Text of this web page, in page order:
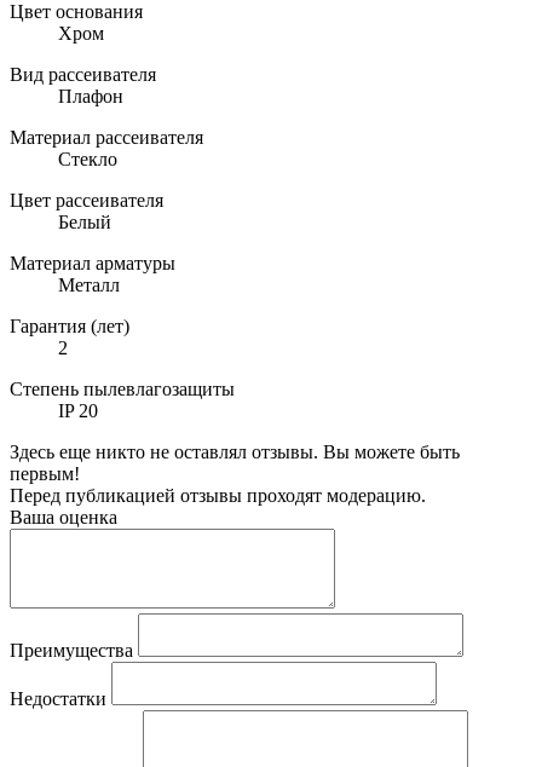
Цвет основания
Хром
Вид рассеивателя
Плафон
Материал рассеивателя
Стекло
Цвет рассеивателя
Белый
Материал арматуры
Металл
Гарантия (лет)
2
Степень пылевлагозащиты
IP 20
Здесь еще никто не оставлял отзывы. Вы можете быть
первым!
Перед публикацией отзывы проходят модерацию.
Ваша оценка
Преимущества
Недостатки